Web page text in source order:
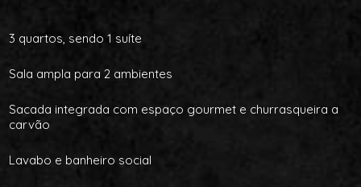
3 quartos, sendo 1 suíte
Sala ampla para 2 ambientes
Sacada integrada com espaço gourmet e churrasqueira a
carvão
Lavabo e banheiro social